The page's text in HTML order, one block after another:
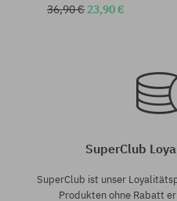
36,90 € 23,90 €
SuperClub
SuperClub ist unser
Produkten ohne Rabatt